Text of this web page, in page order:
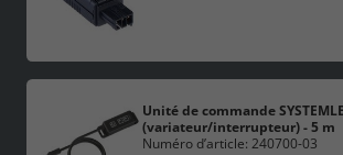
Unité de commande
(variateur/interrupteur) - 5 m
Numéro d’article: 240700-03